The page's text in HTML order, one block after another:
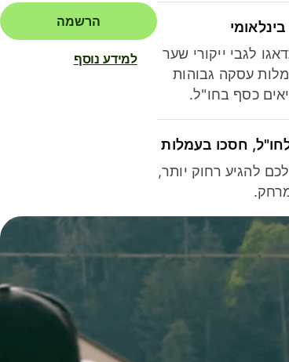
לגבי ייקורי שער
עסקה גבוהות
כסף בחו"ל.
חסכו בעמלות
להגיע רחוק יותר,
הרשמה
למידע נוסף